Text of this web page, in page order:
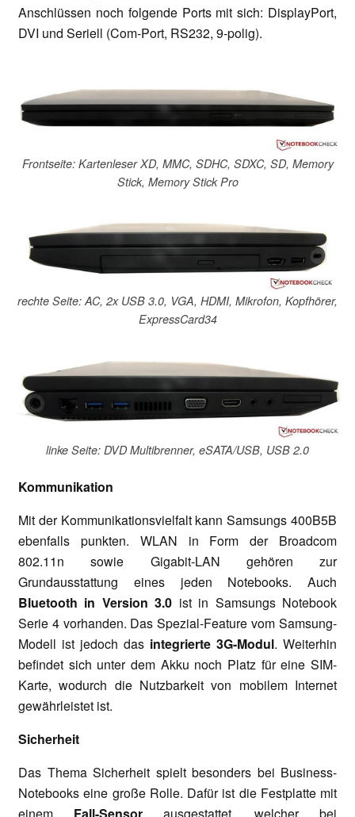
Anschlüssen noch folgende Ports mit sich: DisplayPort,
DVI und Seriell (Com-Port, RS232, 9-polig).
Frontseite: Kartenleser XD, MMC, SDHC, SDXC, SD, Memory
Stick, Memory Stick Pro
rechte Seite: AC, 2x USB 3.0, VGA, HDMI, Mikrofon, Kopfhörer,
ExpressCard34
linke Seite: DVD Multibrenner, eSATA/USB, USB 2.0
Kommunikation
Mit der Kommunikationsvielfalt kann Samsungs 400B5B
ebenfalls punkten. WLAN in Form der Broadcom
802.11n sowie Gigabit-LAN gehören zur
Grundausstattung eines jeden Notebooks. Auch
Bluetooth in Version 3.0 ist in Samsungs Notebook
Serie 4 vorhanden. Das Spezial-Feature vom Samsung-
Modell ist jedoch das integrierte 3G-Modul. Weiterhin
befindet sich unter dem Akku noch Platz für eine SIM-
Karte, wodurch die Nutzbarkeit von mobilem Internet
gewährleistet ist.
Sicherheit
Das Thema Sicherheit spielt besonders bei Business-
Notebooks eine große Rolle. Dafür ist die Festplatte mit